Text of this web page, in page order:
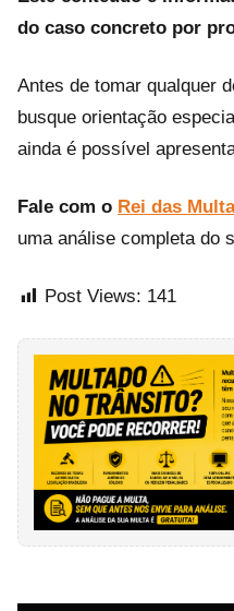
do caso concreto por
Antes de tomar qualquer
busque orientação
ainda é possível
Fale com o Rei das
uma análise completa do
Post Views: 141